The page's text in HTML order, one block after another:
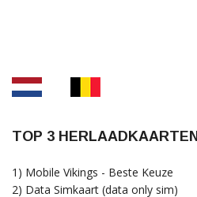
TOP 3 HERLAADKAARTEN
1) Mobile Vikings - Beste Keuze
2) Data Simkaart (data only sim)